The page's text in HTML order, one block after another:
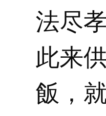
法尽
此来
飯，